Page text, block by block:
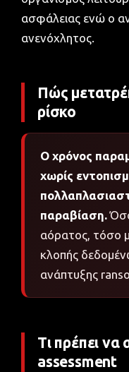
ασφάλειας ενώ ο
ανενόχλητος.
Πώς
ρίσκο
Ο χρόνος
χωρίς
παραβίαση.
αόρατος, τόσο
κλοπής
ανάπτυξης
Τι πρέπει να
assessment